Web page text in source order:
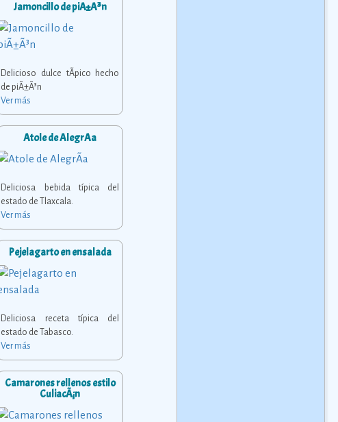
Jamoncillo de piÃ±Ã³n
Delicioso dulce tÃ­pico hecho
de piÃ±Ã³n
Ver más
Atole de AlegrÃ­a
Deliciosa bebida típica del
estado de Tlaxcala.
Ver más
Pejelagarto en ensalada
Deliciosa receta típica del
estado de Tabasco.
Ver más
Camarones rellenos estilo
CuliacÃ¡n